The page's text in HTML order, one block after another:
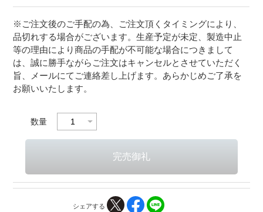
※ご注文後のご手配の為、ご注文頂くタイミングにより、
品切れする場合がございます。生産予定が未定、製造中止
等の理由により商品の手配が不可能な場合につきまして
は、誠に勝手ながらご注文はキャンセルとさせていただく
旨、メールにてご連絡差し上げます。あらかじめご了承を
お願いいたします。
数量
シェアする